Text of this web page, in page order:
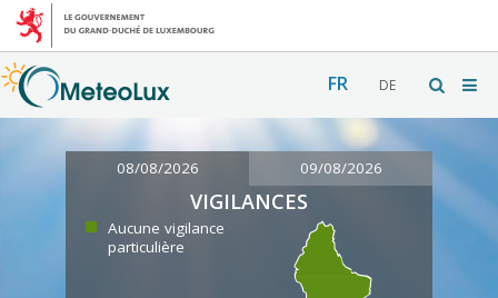
FR DE
08/08/2026 09/08/2026
VIGILANCES
Aucune vigilance
particulière